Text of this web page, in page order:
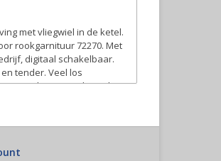
met vliegwiel in de ketel.
rookgarnituur 72270. Met
digitaal schakelbaar.
tender. Veel los
worden meegeleverd.